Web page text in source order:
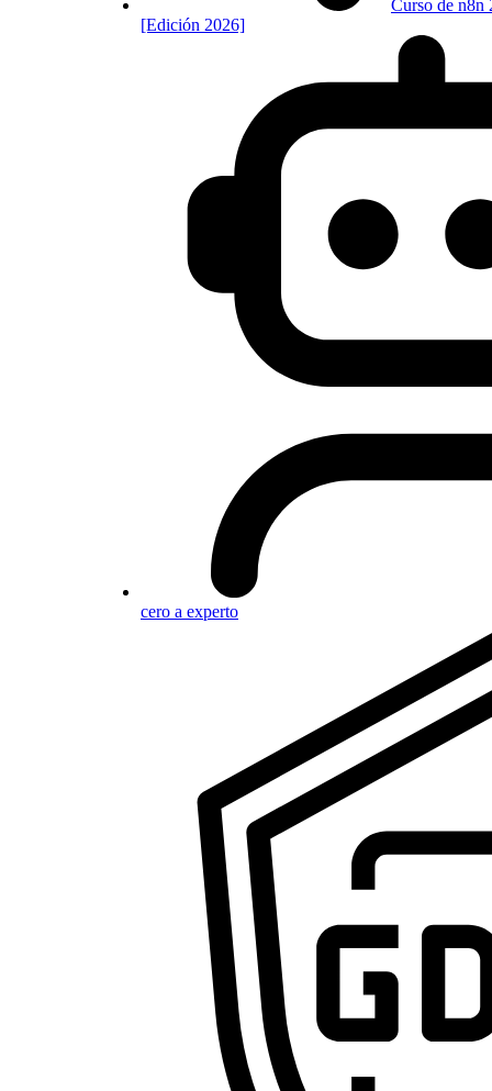
Curso de n8n
[Edición 2026]
cero a experto